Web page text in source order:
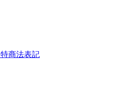
特商法表記